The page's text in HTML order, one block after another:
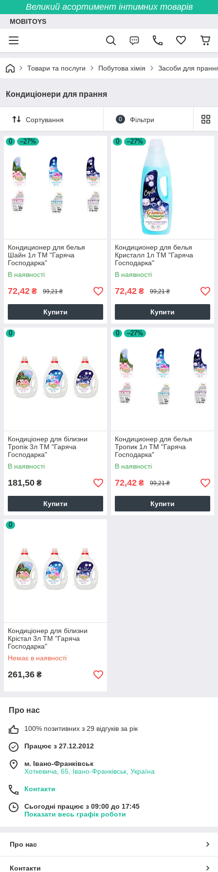
Великий асортимент інтимних товарів
MOBITOYS
Товари та послуги Побутова хімія Засоби для
Кондиціонери для прання
Сортування 0 Фільтри
0 –27%
Кондиционер для белья
Шайн 1л ТМ "Гаряча
Господарка"
В наявності
72,42 ₴ 99,21 ₴
Купити
0 –27%
Кондиционер для белья
Кристалл 1л ТМ "Гаряча
Господарка"
В наявності
72,42 ₴ 99,21 ₴
Купити
0
Кондиціонер для білизни
Тропік 3л ТМ "Гаряча
Господарка"
В наявності
181,50 ₴
Купити
0 –27%
Кондиционер для белья
Тропик 1л ТМ "Гаряча
Господарка"
В наявності
72,42 ₴ 99,21 ₴
Купити
0
Кондиціонер для білизни
Крістал 3л ТМ "Гаряча
Господарка"
Немає в наявності
261,36 ₴
Про нас
100% позитивних з 29 відгуків за рік
Працює з 27.12.2012
м. Івано-Франківськ
Хоткевича, 65, Івано-Франківськ, Україна
Контакти
Сьогодні працює з 09:00 до 17:45
Показати весь графік роботи
Про нас
Контакти